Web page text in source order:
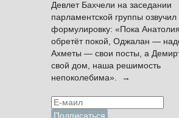
Девлет Бахчели на заседании
парламентской группы
формулировку: «Пока
обретёт покой, Оджалан —
Ахметы — свои посты, а
свой дом, наша решимость
непоколебима». →